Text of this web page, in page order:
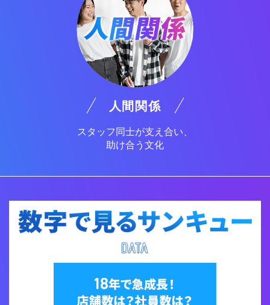
人間関係
スタッフ同士が支え合い、
助け合う文化